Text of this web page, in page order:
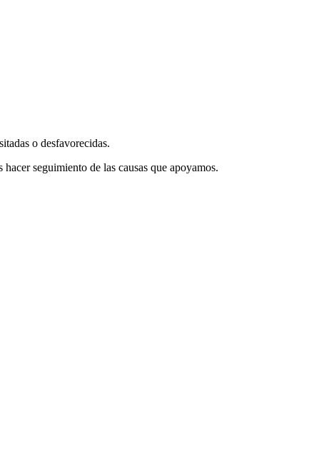
o desfavorecidas.
seguimiento de las causas que apoyamos.